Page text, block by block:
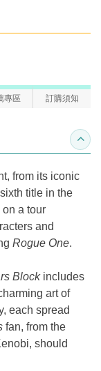
專區 訂購須知
收合
from its iconic
title in the
a tour
and
Rogue One.
Block includes
art of
each spread
fan, from the
should